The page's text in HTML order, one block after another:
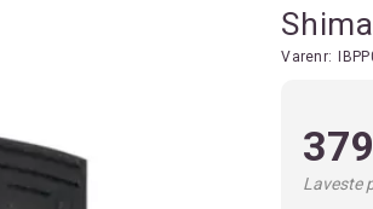
Varenr:
Laveste